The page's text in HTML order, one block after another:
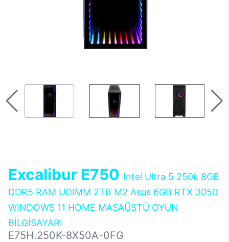
Excalibur E750 Intel Ultra 5 250k 8GB
DDR5 RAM UDIMM 2TB M2 Asus 6GB RTX 3050
WINDOWS 11 HOME MASAÜSTÜ OYUN
BİLGİSAYARI
E75H.250K-8X50A-0FG